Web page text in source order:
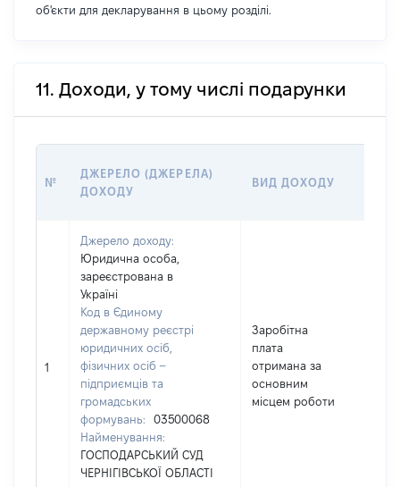
об'єкти для декларування в цьому розділі.
11. Доходи, у тому числі подарунки
№
ДЖЕРЕЛО (ДЖЕРЕЛА)
ДОХОДУ
ВИД ДОХОДУ
1
Джерело доходу:
Юридична особа,
зареєстрована в
Україні
Код в Єдиному
державному реєстрі
юридичних осіб,
фізичних осіб –
підприємців та
громадських
формувань:
03500068
Найменування:
ГОСПОДАРСЬКИЙ СУД
ЧЕРНІГІВСЬКОЇ ОБЛАСТІ
Заробітна
плата
отримана за
основним
місцем роботи